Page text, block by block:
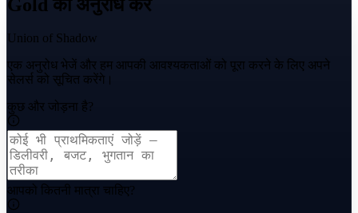
Gold का अनुरोध करें
Union of Shadow
एक अनुरोध भेजें और हम आपकी आवश्यकताओं को पूरा करने के लिए अपने
सेलर्स को सूचित करेंगे।
कुछ और जोड़ना है?
आपको कितनी मात्रा चाहिए?